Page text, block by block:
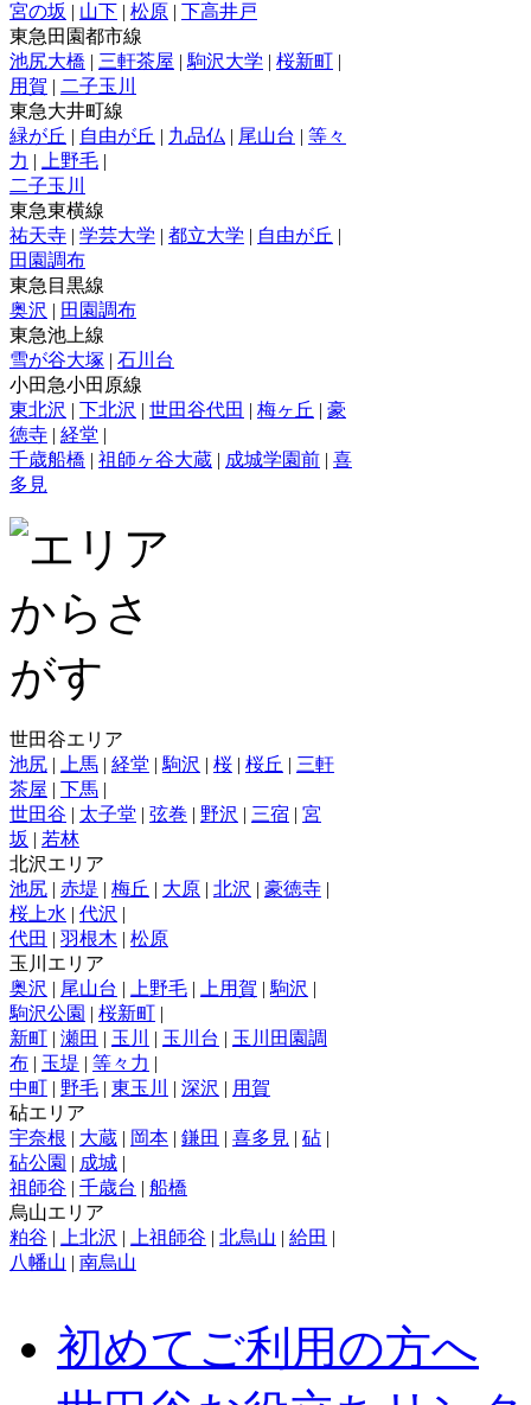
宮の坂 | 山下 | 松原 | 下高井戸
東急田園都市線
池尻大橋 | 三軒茶屋 | 駒沢大学 | 桜新町 |
用賀 | 二子玉川
東急大井町線
緑が丘 | 自由が丘 | 九品仏 | 尾山台 | 等々
力 | 上野毛 |
二子玉川
東急東横線
祐天寺 | 学芸大学 | 都立大学 | 自由が丘 |
田園調布
東急目黒線
奥沢 | 田園調布
東急池上線
雪が谷大塚 | 石川台
小田急小田原線
東北沢 | 下北沢 | 世田谷代田 | 梅ヶ丘 | 豪
徳寺 | 経堂 |
千歳船橋 | 祖師ヶ谷大蔵 | 成城学園前 | 喜
多見
世田谷エリア
池尻 | 上馬 | 経堂 | 駒沢 | 桜 | 桜丘 | 三軒
茶屋 | 下馬 |
世田谷 | 太子堂 | 弦巻 | 野沢 | 三宿 | 宮
坂 | 若林
北沢エリア
池尻 | 赤堤 | 梅丘 | 大原 | 北沢 | 豪徳寺 |
桜上水 | 代沢 |
代田 | 羽根木 | 松原
玉川エリア
奥沢 | 尾山台 | 上野毛 | 上用賀 | 駒沢 |
駒沢公園 | 桜新町 |
新町 | 瀬田 | 玉川 | 玉川台 | 玉川田園調
布 | 玉堤 | 等々力 |
中町 | 野毛 | 東玉川 | 深沢 | 用賀
砧エリア
宇奈根 | 大蔵 | 岡本 | 鎌田 | 喜多見 | 砧 |
砧公園 | 成城 |
祖師谷 | 千歳台 | 船橋
烏山エリア
粕谷 | 上北沢 | 上祖師谷 | 北烏山 | 給田 |
八幡山 | 南烏山
初めてご利用の方へ